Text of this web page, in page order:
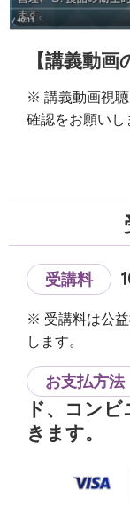
【講義動画
※ 講義動画視
確認をお願いし
受講料
※ 受講料は公
します。
お支払方法
ド、コン
きます。